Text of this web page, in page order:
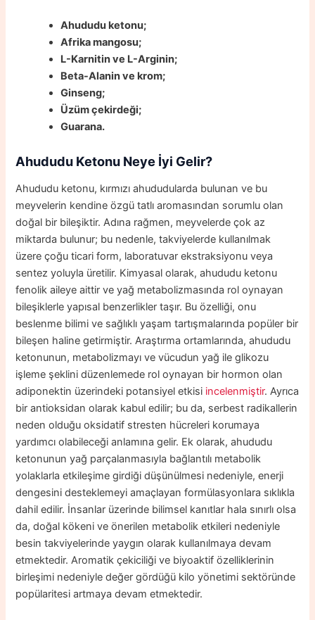
Ahududu ketonu;
Afrika mangosu;
L-Karnitin ve L-Arginin;
Beta-Alanin ve krom;
Ginseng;
Üzüm çekirdeği;
Guarana.
Ahududu Ketonu Neye İyi Gelir?
Ahududu ketonu, kırmızı ahududularda bulunan ve bu
meyvelerin kendine özgü tatlı aromasından sorumlu olan
doğal bir bileşiktir. Adına rağmen, meyvelerde çok az
miktarda bulunur; bu nedenle, takviyelerde kullanılmak
üzere çoğu ticari form, laboratuvar ekstraksiyonu veya
sentez yoluyla üretilir. Kimyasal olarak, ahududu ketonu
fenolik aileye aittir ve yağ metabolizmasında rol oynayan
bileşiklerle yapısal benzerlikler taşır. Bu özelliği, onu
beslenme bilimi ve sağlıklı yaşam tartışmalarında popüler bir
bileşen haline getirmiştir. Araştırma ortamlarında, ahududu
ketonunun, metabolizmayı ve vücudun yağ ile glikozu
işleme şeklini düzenlemede rol oynayan bir hormon olan
adiponektin üzerindeki potansiyel etkisi incelenmiştir. Ayrıca
bir antioksidan olarak kabul edilir; bu da, serbest radikallerin
neden olduğu oksidatif stresten hücreleri korumaya
yardımcı olabileceği anlamına gelir. Ek olarak, ahududu
ketonunun yağ parçalanmasıyla bağlantılı metabolik
yolaklarla etkileşime girdiği düşünülmesi nedeniyle, enerji
dengesini desteklemeyi amaçlayan formülasyonlara sıklıkla
dahil edilir. İnsanlar üzerinde bilimsel kanıtlar hala sınırlı olsa
da, doğal kökeni ve önerilen metabolik etkileri nedeniyle
besin takviyelerinde yaygın olarak kullanılmaya devam
etmektedir. Aromatik çekiciliği ve biyoaktif özelliklerinin
birleşimi nedeniyle değer gördüğü kilo yönetimi sektöründe
popülaritesi artmaya devam etmektedir.